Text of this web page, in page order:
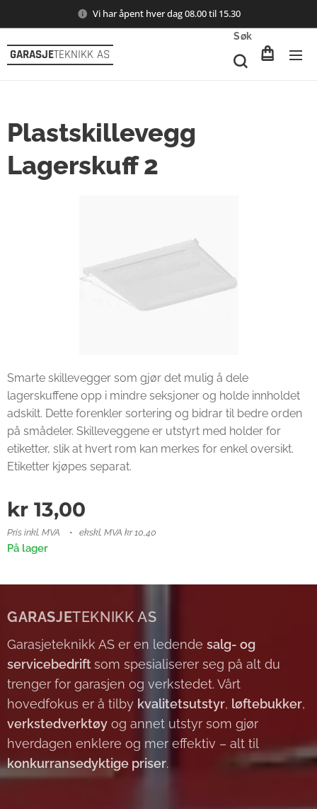
Vi har åpent hver dag 08.00 til 15.30
GARASJETEKNIKK AS
Søk
Plastskillevegg
Lagerskuff 2
Smarte skillevegger som gjør det mulig å dele
lagerskuffene opp i mindre seksjoner og holde innholdet
adskilt. Dette forenkler sortering og bidrar til bedre orden
på smådeler. Skilleveggene er utstyrt med holder for
etiketter, slik at hvert rom kan merkes for enkel oversikt.
Etiketter kjøpes separat.
kr 13,00
Pris inkl. MVA ekskl. MVA kr 10,40
På lager
GARASJETEKNIKK AS
Garasjeteknikk AS er en ledende salg- og
servicebedriftsom spesialiserer seg på alt du
trenger for garasjen og verkstedet. Vårt
hovedfokus er å tilby kvalitetsutstyr, løftebukker,
verkstedverktøy og annet utstyr som gjør
hverdagen enklere og mer effektiv – alt til
konkurransedyktige priser.